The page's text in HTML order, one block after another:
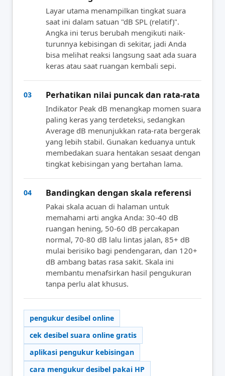
Layar utama menampilkan tingkat suara
saat ini dalam satuan "dB SPL (relatif)".
Angka ini terus berubah mengikuti naik-
turunnya kebisingan di sekitar, jadi Anda
bisa melihat reaksi langsung saat ada suara
keras atau saat ruangan kembali sepi.
03 Perhatikan nilai puncak dan rata-rata
Indikator Peak dB menangkap momen suara
paling keras yang terdeteksi, sedangkan
Average dB menunjukkan rata-rata bergerak
yang lebih stabil. Gunakan keduanya untuk
membedakan suara hentakan sesaat dengan
tingkat kebisingan yang bertahan lama.
04 Bandingkan dengan skala referensi
Pakai skala acuan di halaman untuk
memahami arti angka Anda: 30-40 dB
ruangan hening, 50-60 dB percakapan
normal, 70-80 dB lalu lintas jalan, 85+ dB
mulai berisiko bagi pendengaran, dan 120+
dB ambang batas rasa sakit. Skala ini
membantu menafsirkan hasil pengukuran
tanpa perlu alat khusus.
pengukur desibel online
cek desibel suara online gratis
aplikasi pengukur kebisingan
cara mengukur desibel pakai HP